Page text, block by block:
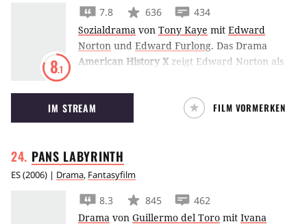
8.1
7.8 636
434
Sozialdrama von Tony Kaye mit Edward
Norton und Edward Furlong. Das Drama
American History X zeigt Edward Norton als
nun aber seinen kleinen Bruder abhalten
muss, seine Fehler zu wiederholen.
IM STREAM FILM VORMERKEN
PANS LABYRINTH
ES(2006) | Drama, Fantasyfilm
8.3 845
462
Drama von Guillermo del Toro mit Ivana